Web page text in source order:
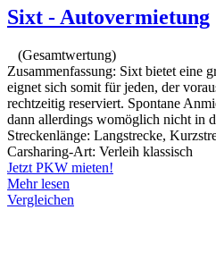
Sixt - Autovermietung
(Gesamtwertung)
Zusammenfassung: Sixt bietet eine
eignet sich somit für jeden, der
rechtzeitig reserviert. Spontane
dann allerdings womöglich nicht in
Streckenlänge: Langstrecke,
Carsharing-Art: Verleih klassisch
Jetzt PKW mieten!
Mehr lesen
Vergleichen